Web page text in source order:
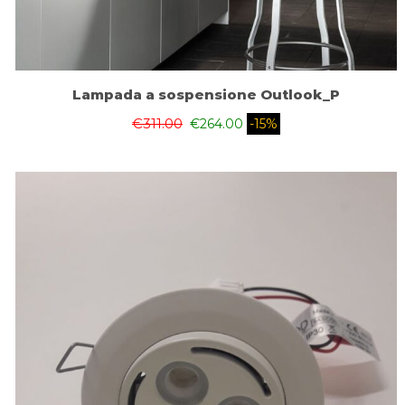
Lampada a sospensione Outlook_P
€311.00 €264.00 -15%